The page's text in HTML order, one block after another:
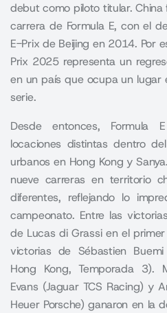
debut como piloto titular.
carrera de Formula E, con el
E-Prix de Beijing en 2014. Por
Prix 2025 representa un
en un país que ocupa un lugar
serie.
Desde entonces,
locaciones distintas dentro
urbanos en Hong Kong y
nueve carreras en territorio
diferentes, reflejando lo
campeonato. Entre las
de Lucas di Grassi en el
victorias de Sébastien
Hong Kong, Temporada 3).
Evans (Jaguar TCS Racing) y
Heuer Porsche) ganaron en la